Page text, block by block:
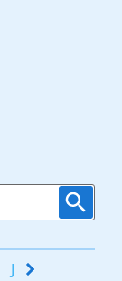
J K